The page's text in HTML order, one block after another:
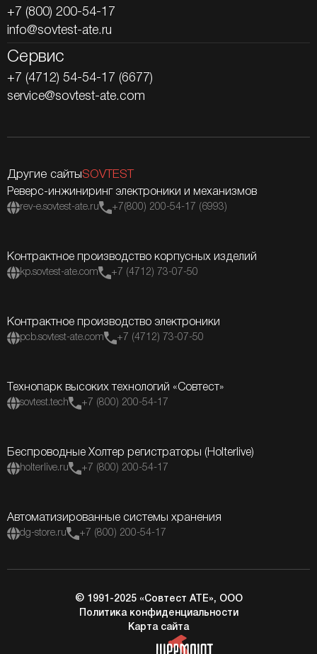
+7 (800) 200-54-17
info@sovtest-ate.ru
Сервис
+7 (4712) 54-54-17 (6677)
service@sovtest-ate.com
Другие сайтыSOVTEST
Реверс-инжиниринг электроники и механизмов
rev-e.sovtest-ate.ru +7(800) 200-54-17 (6993)
Контрактное производство корпусных изделий
kp.sovtest-ate.com +7 (4712) 73-07-50
Контрактное производство электроники
pcb.sovtest-ate.com +7 (4712) 73-07-50
Технопарк высоких технологий «Совтест»
sovtest.tech +7 (800) 200-54-17
Беспроводные Холтер регистраторы (Holterlive)
holterlive.ru +7 (800) 200-54-17
Автоматизированные системы хранения
dg-store.ru +7 (800) 200-54-17
© 1991-2025 «Совтест АТЕ», ООО
Политика конфиденциальности
Карта сайта